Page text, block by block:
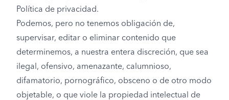
Política de privacidad.
Podemos, pero no tenemos obligación de,
supervisar, editar o eliminar contenido que
determinemos, a nuestra entera discreción, que sea
ilegal, ofensivo, amenazante, calumnioso,
difamatorio, pornográfico, obsceno o de otro modo
objetable, o que viole la propiedad intelectual de